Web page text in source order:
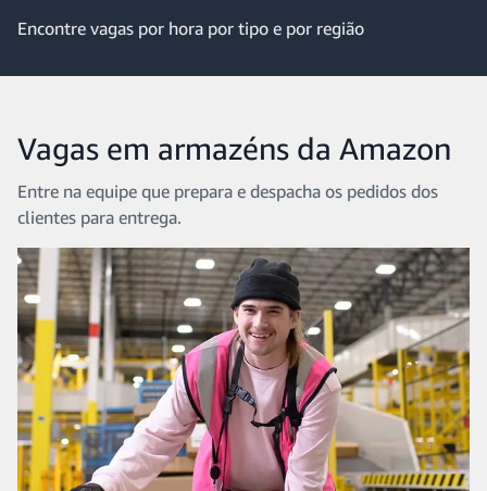
Encontre vagas por hora por tipo e por região
Vagas em armazéns da Amazon
Entre na equipe que prepara e despacha os pedidos dos
clientes para entrega.